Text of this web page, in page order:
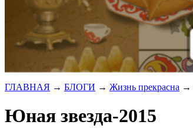
ГЛАВНАЯ → БЛОГИ → Жизнь прекрасна →
Юная звезда-2015